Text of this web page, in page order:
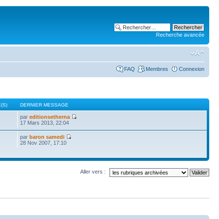
Recherche avancée
FAQ Membres Connexion
DERNIER MESSAGE
pareditionsetherna
17 Mars 2013, 22:04
parbaron samedi
28 Nov 2007, 17:10
Aller vers :